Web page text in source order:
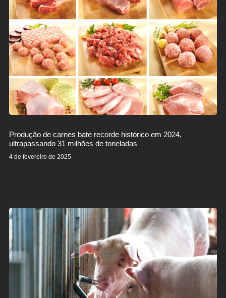
Produção de carnes bate recorde histórico em 2024,
ultrapassando 31 milhões de toneladas
4 de fevereiro de 2025